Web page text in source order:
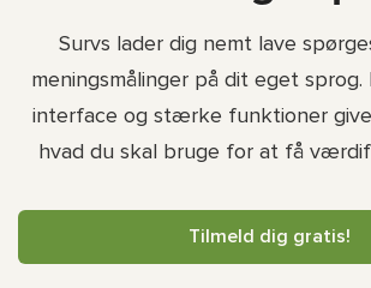
Survs lader dig nemt lave
meningsmålinger på dit eget
interface og stærke funktioner
hvad du skal bruge for at få
Tilmeld dig gratis!